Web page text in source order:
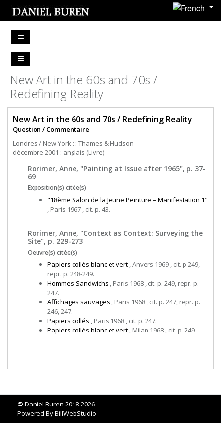
New Art in the 60s and 70s /
Redefining Reality
New Art in the 60s and 70s / Redefining Reality
Question / Commentaire
Londres / New York : : Thames & Hudson
décembre 2001 : anglais (Livre)
Rorimer, Anne, "Painting at Issue after 1965", p. 37-
69
Exposition(s) citée(s)
"18ème Salon de la Jeune Peinture – Manifestation 1"
, Paris 1967 , cit. p. 43.
Rorimer, Anne, "Context as Context: Surveying the
Site", p. 229-273
Oeuvre(s) citée(s)
Papiers collés blanc et vert , Anvers 1969 , cit. p 249,
repr. p. 248-249.
Hommes-Sandwichs , Paris 1968 , cit. p. 249, repr. p.
247.
Affichages sauvages , Paris 1968 , cit. p. 247, repr. p.
246, 247.
Papiers collés , Paris 1968 , cit. p. 247.
Papiers collés blanc et vert , Milan 1968 , cit. p. 249.
© Daniel Buren 2018-2026
Powered ByBillWebStudio